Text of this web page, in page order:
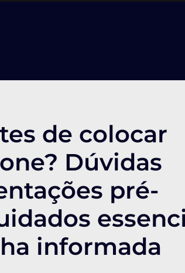
de colocar
Dúvidas
pré-
informada